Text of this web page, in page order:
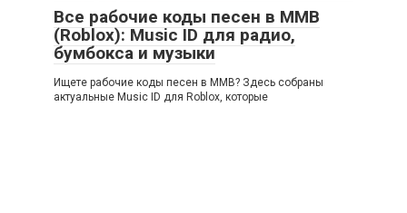
Все рабочие коды песен в ММВ
(Roblox): Music ID для радио,
бумбокса и музыки
Ищете рабочие коды песен в ММВ? Здесь собраны
актуальные Music ID для Roblox, которые